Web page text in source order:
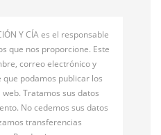
Y CÍA es el responsable
que nos proporcione. Este
correo electrónico y
podamos publicar los
Tratamos sus datos
No cedemos sus datos
transferencias